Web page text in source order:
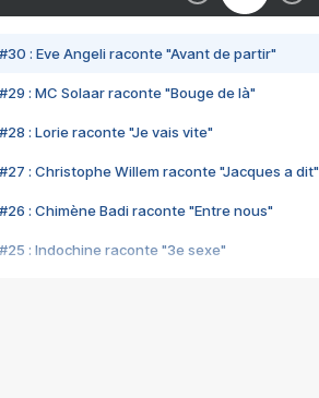
#30 : Eve Angeli raconte "Avant de partir"
#29 : MC Solaar raconte "Bouge de là"
#28 : Lorie raconte "Je vais vite"
#27 : Christophe Willem raconte "Jacques a dit"
#26 : Chimène Badi raconte "Entre nous"
#25 : Indochine raconte "3e sexe"